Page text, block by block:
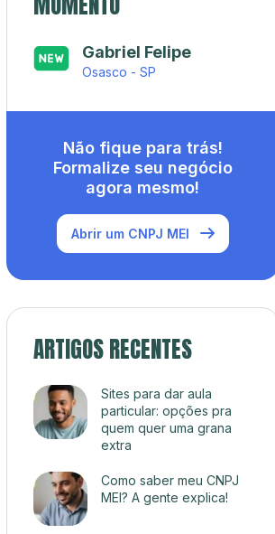
Gabriel Felipe
Osasco - SP
Não fique para trás!
Formalize seu negócio
agora mesmo!
Abrir um CNPJ MEI
ARTIGOS RECENTES
Sites para dar aula
particular: opções pra
quem quer uma grana
extra
Como saber meu CNPJ
MEI? A gente explica!